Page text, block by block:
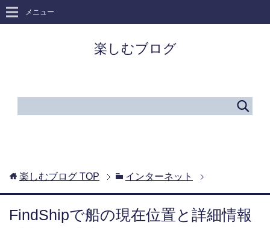
楽しむブログ
メニュー
楽しむブログ TOP インターネット
FindShipで船の現在位置と詳細情報